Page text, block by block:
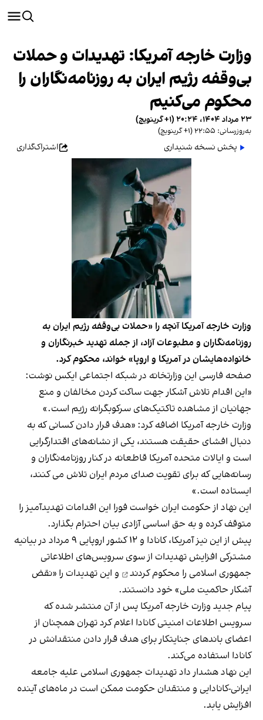
وزارت خارجه آمریکا: تهدیدات و حملات
بی‌وقفه رژیم ایران به روزنامه‌نگاران را
محکوم می‌کنیم
۲۳ مرداد ۱۴۰۴، ۲۰:۲۴ (‎+۱ گرینویچ)
به‌روزرسانی: ۲۲:۵۵ (‎+۱ گرینویچ)
پخش نسخه شنیداری اشتراک‌گذاری
وزارت خارجه آمریکا آنچه را «حملات بی‌وقفه رژیم ایران به
روزنامه‌نگاران و مطبوعات آزاد، از جمله تهدید خبرنگاران و
خانواده‌هایشان در آمریکا و اروپا» خواند، محکوم کرد.
صفحه فارسی این وزارتخانه در شبکه اجتماعی ایکس نوشت:
«این اقدام تلاش آشکار جهت ساکت کردن مخالفان و منع
جهانیان از مشاهده تاکتیک‌های سرکوبگرانه رژیم است.»
وزارت خارجه آمریکا اضافه کرد: «هدف قرار دادن کسانی که به
دنبال افشای حقیقت هستند، یکی از نشانه‌های اقتدارگرایی
است و ایالات متحده آمریکا قاطعانه در کنار روزنامه‌‌نگاران و
رسانه‌هایی که برای تقویت صدای مردم ایران تلاش می کنند،
ایستاده است.»
این نهاد از حکومت ایران خواست فورا این اقدامات تهدیدآمیز را
متوقف کرده و به حق اساسی آزادی بیان احترام بگذارد.
پیش از این نیز آمریکا، کانادا و ۱۲ کشور اروپایی ۹ مرداد در بیانیه
مشترکی افزایش تهدیدات از سوی سرویس‌های اطلاعاتی
جمهوری اسلامی را محکوم کردند
و این تهدیدات را «نقض
آشکار حاکمیت ملی» خود دانستند.
پیام جدید وزارت خارجه آمریکا پس از آن منتشر شده که
سرویس اطلاعات امنیتی کانادا اعلام کرد تهران همچنان از
اعضای باندهای جنایتکار برای هدف قرار دادن منتقدانش در
کانادا استفاده می‌کند.
این نهاد هشدار داد تهدیدات جمهوری اسلامی علیه جامعه
ایرانی-کانادایی و منتقدان حکومت ممکن است در ماه‌های آینده
افزایش یابد.